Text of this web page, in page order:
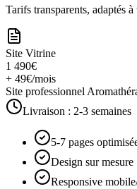
Tarifs transparents, adaptés
Site Vitrine
1 490€
+ 49€/mois
Site professionnel
Livraison : 2-3 semaines
5-7 pages
Design sur mesure
Responsive